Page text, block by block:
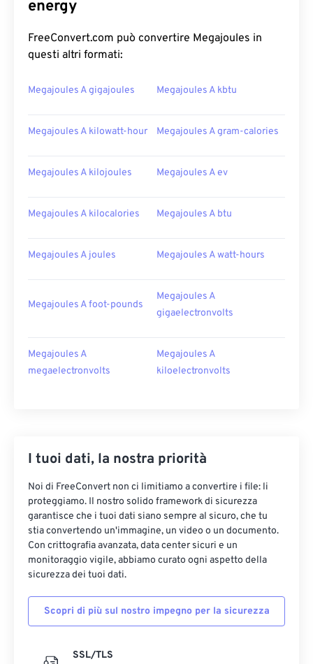
energy
FreeConvert.com può convertire Megajoules in
questi altri formati:
Megajoules A gigajoules Megajoules A kbtu
Megajoules A kilowatt-hour Megajoules A gram-calories
Megajoules A kilojoules Megajoules A ev
Megajoules A kilocalories Megajoules A btu
Megajoules A joules Megajoules A watt-hours
Megajoules A foot-pounds
Megajoules A
gigaelectronvolts
Megajoules A
megaelectronvolts
Megajoules A
kiloelectronvolts
I tuoi dati, la nostra priorità
Noi di FreeConvert non ci limitiamo a convertire i file: li
proteggiamo. Il nostro solido framework di sicurezza
garantisce che i tuoi dati siano sempre al sicuro, che tu
stia convertendo un'immagine, un video o un documento.
Con crittografia avanzata, data center sicuri e un
monitoraggio vigile, abbiamo curato ogni aspetto della
sicurezza dei tuoi dati.
Scopri di più sul nostro impegno per la sicurezza
SSL/TLS